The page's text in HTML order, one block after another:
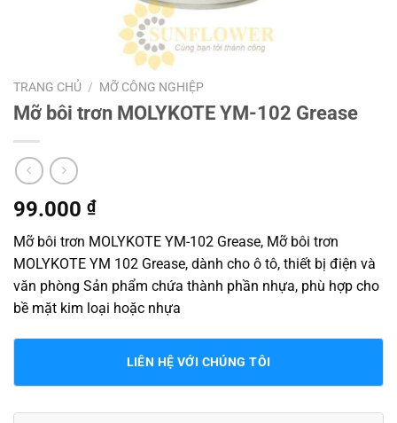
TRANG CHỦ / MỠ CÔNG NGHIỆP
Mỡ bôi trơn MOLYKOTE YM-102 Grease
99.000 ₫
Mỡ bôi trơn MOLYKOTE YM-102 Grease, Mỡ bôi trơn
MOLYKOTE YM 102 Grease, dành cho ô tô, thiết bị điện và
văn phòng Sản phẩm chứa thành phần nhựa, phù hợp cho
bề mặt kim loại hoặc nhựa
LIÊN HỆ VỚI CHÚNG TÔI